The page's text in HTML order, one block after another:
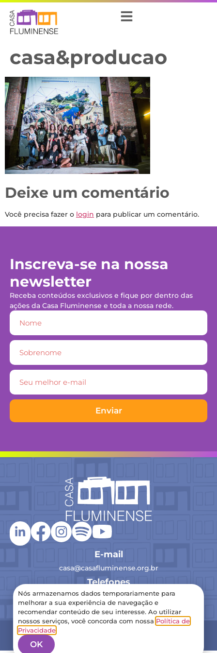
casa&producao
Deixe um comentário
Você precisa fazer o login para publicar um comentário.
Inscreva-se na nossa
newsletter
Receba conteúdos exclusivos e fique por dentro das
ações da Casa Fluminense e toda a nossa rede.
Enviar
E-mail
casa@casafluminense.org.br
Telefones
(21) 2516-0193
2024 Casa Fluminense – Todos os direitos reservados
Nós armazenamos dados temporariamente para
melhorar a sua experiência de navegação e
recomendar conteúdo de seu interesse. Ao utilizar
nossos serviços, você concorda com nossa Política de
Privacidade.
OK